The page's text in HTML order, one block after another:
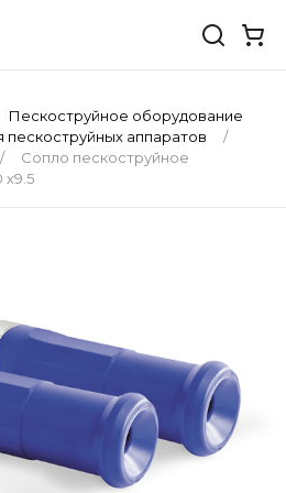
Пескоструйное оборудование
аппаратов
Сопло пескоструйное
х9.5